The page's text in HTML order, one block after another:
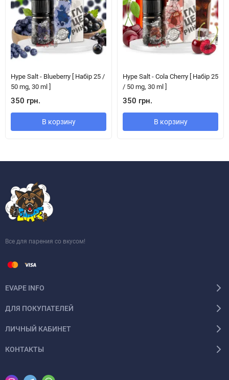
Hype Salt - Blueberry [ Набір 25 /
50 mg, 30 ml ]
350 грн.
В корзину
Hype Salt - Cola Cherry [ Набір 25
/ 50 mg, 30 ml ]
350 грн.
В корзину
Все для парения со вкусом!
EVAPE INFO
ДЛЯ ПОКУПАТЕЛЕЙ
ЛИЧНЫЙ КАБИНЕТ
КОНТАКТЫ